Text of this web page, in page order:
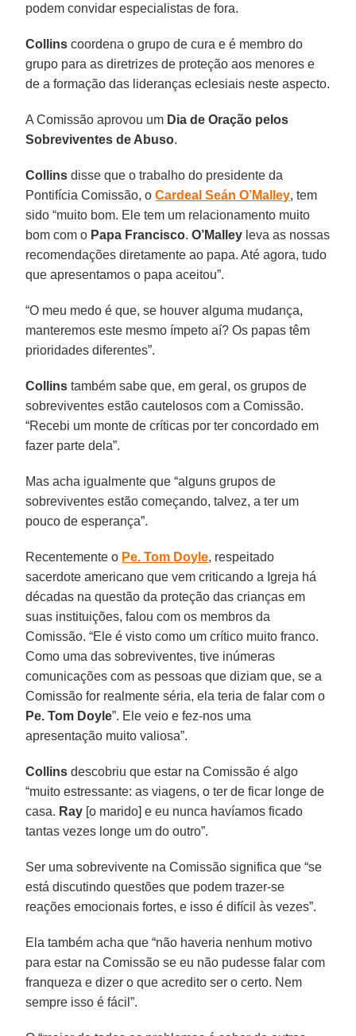
podem convidar especialistas de fora.
Collins coordena o grupo de cura e é membro do
grupo para as diretrizes de proteção aos menores e
de a formação das lideranças eclesiais neste aspecto.
A Comissão aprovou um Dia de Oração pelos
Sobreviventes de Abuso.
Collins disse que o trabalho do presidente da
Pontifícia Comissão, oCardeal Seán O’Malley, tem
sido “muito bom. Ele tem um relacionamento muito
bom com o Papa Francisco.O’Malley leva as nossas
recomendações diretamente ao papa. Até agora, tudo
que apresentamos o papa aceitou”.
“O meu medo é que, se houver alguma mudança,
manteremos este mesmo ímpeto aí? Os papas têm
prioridades diferentes”.
Collins também sabe que, em geral, os grupos de
sobreviventes estão cautelosos com a Comissão.
“Recebi um monte de críticas por ter concordado em
fazer parte dela”.
Mas acha igualmente que “alguns grupos de
sobreviventes estão começando, talvez, a ter um
pouco de esperança”.
Recentemente o Pe. Tom Doyle, respeitado
sacerdote americano que vem criticando a Igreja há
décadas na questão da proteção das crianças em
suas instituições, falou com os membros da
Comissão. “Ele é visto como um crítico muito franco.
Como uma das sobreviventes, tive inúmeras
comunicações com as pessoas que diziam que, se a
Comissão for realmente séria, ela teria de falar com o
Pe. Tom Doyle”. Ele veio e fez-nos uma
apresentação muito valiosa”.
Collins descobriu que estar na Comissão é algo
“muito estressante: as viagens, o ter de ficar longe de
casa. Ray [o marido] e eu nunca havíamos ficado
tantas vezes longe um do outro”.
Ser uma sobrevivente na Comissão significa que “se
está discutindo questões que podem trazer-se
reações emocionais fortes, e isso é difícil às vezes”.
Ela também acha que “não haveria nenhum motivo
para estar na Comissão se eu não pudesse falar com
franqueza e dizer o que acredito ser o certo. Nem
sempre isso é fácil”.